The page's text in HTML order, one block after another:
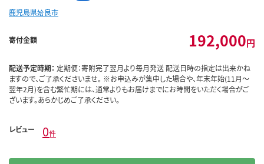
鹿児島県姶良市
寄付金額 192,000円
配送予定時期： 定期便：寄附完了翌月より毎月発送 配送日時の指定は出来かね
ますので、ご了承くださいませ。 ※お申込みが集中した場合や、年末年始(11月～
翌年2月)を含む繁忙期には、通常よりもお届けまでにお時間をいただく場合がご
ざいます。あらかじめご了承ください。
レビュー 0件